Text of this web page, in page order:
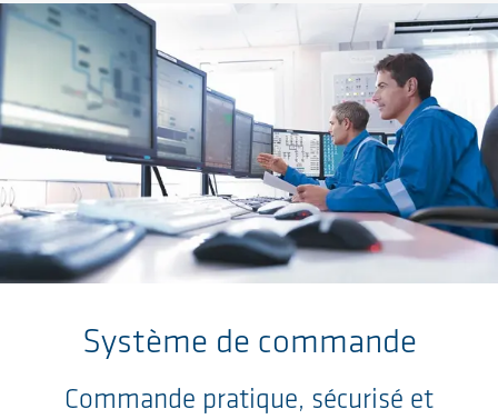
Système de commande
Commande pratique, sécurisé et